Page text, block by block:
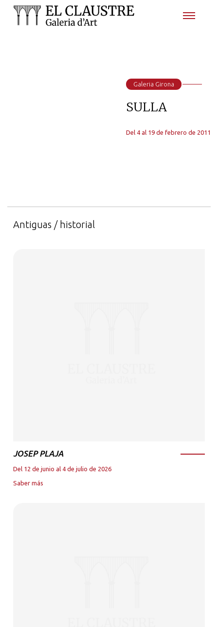
Galeria Girona
SULLA
Del 4 al 19 de febrero de 2011
Antiguas / historial
JOSEP PLAJA
Del 12 de junio al 4 de julio de 2026
Saber más